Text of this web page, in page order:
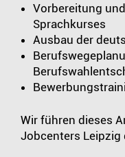
Vorbereitung
Sprachkurses
Ausbau der
Wir führen dieses
Jobcenters Leipzig